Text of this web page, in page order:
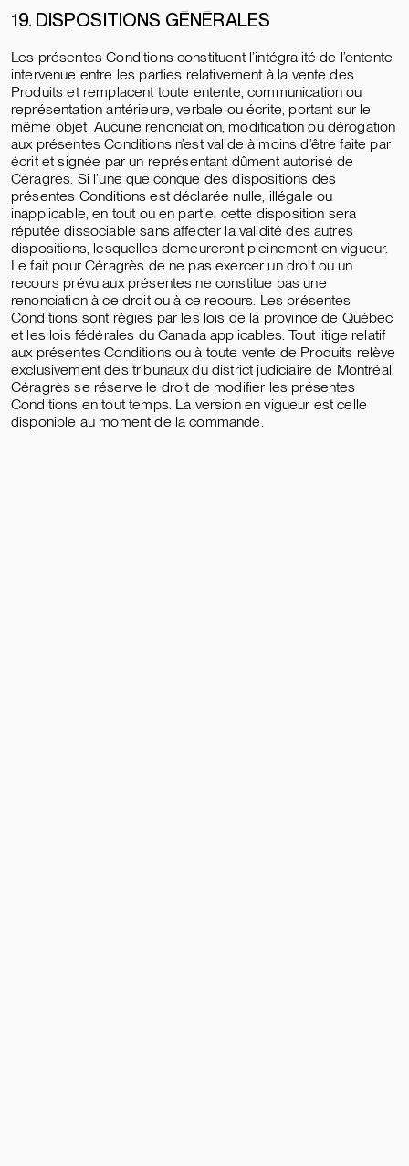
19. DISPOSITIONS GÉNÉRALES
Les présentes Conditions constituent l’intégralité de l’entente
intervenue entre les parties relativement à la vente des
Produits et remplacent toute entente, communication ou
représentation antérieure, verbale ou écrite, portant sur le
même objet. Aucune renonciation, modification ou dérogation
aux présentes Conditions n’est valide à moins d’être faite par
écrit et signée par un représentant dûment autorisé de
Céragrès. Si l’une quelconque des dispositions des
présentes Conditions est déclarée nulle, illégale ou
inapplicable, en tout ou en partie, cette disposition sera
réputée dissociable sans affecter la validité des autres
dispositions, lesquelles demeureront pleinement en vigueur.
Le fait pour Céragrès de ne pas exercer un droit ou un
recours prévu aux présentes ne constitue pas une
renonciation à ce droit ou à ce recours. Les présentes
Conditions sont régies par les lois de la province de Québec
et les lois fédérales du Canada applicables. Tout litige relatif
aux présentes Conditions ou à toute vente de Produits relève
exclusivement des tribunaux du district judiciaire de Montréal.
Céragrès se réserve le droit de modifier les présentes
Conditions en tout temps. La version en vigueur est celle
disponible au moment de la commande.